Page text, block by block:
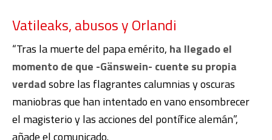
Vatileaks, abusos y Orlandi
“Tras la muerte del papa emérito, ha llegado el
momento de que -Gänswein- cuente su propia
verdadsobre las flagrantes calumnias y oscuras
maniobras que han intentado en vano ensombrecer
el magisterio y las acciones del pontífice alemán”,
añade el comunicado.